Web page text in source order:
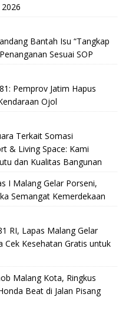
Bantah Isu “Tangkap
Sesuai SOP
Pemprov Jatim Hapus
Ojol
Terkait Somasi
& Living Space: Kami
dan Kualitas Bangunan
I Malang Gelar Porseni,
Semangat Kemerdekaan
RI, Lapas Malang Gelar
Cek Kesehatan Gratis untuk
Malang Kota, Ringkus
Beat di Jalan Pisang